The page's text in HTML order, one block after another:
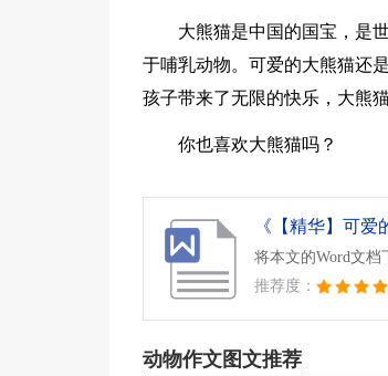
大熊猫是中国的国宝，是
于哺乳动物。可爱的大熊猫还
孩子带来了无限的快乐，大熊
你也喜欢大熊猫吗？
《【精华】可爱
将本文的Word文档
推荐度：
动物作文图文推荐